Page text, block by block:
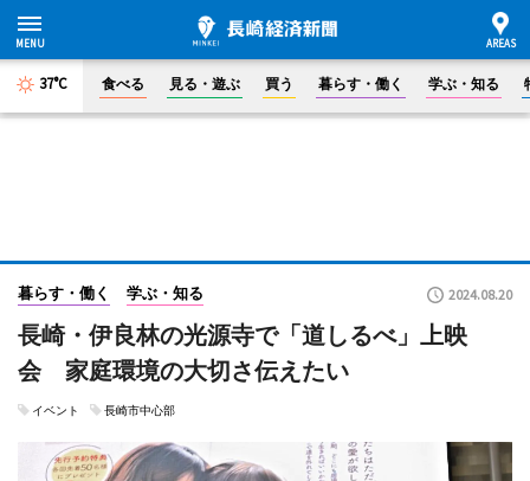
37°C 食べる 見る・遊ぶ 買う 暮らす・働く 学ぶ・知る
暮らす・働く 学ぶ・知る 2024.08.20
長崎・伊良林の光源寺で「道しるべ」上映
会 家庭環境の大切さ伝えたい
イベント 長崎市中心部